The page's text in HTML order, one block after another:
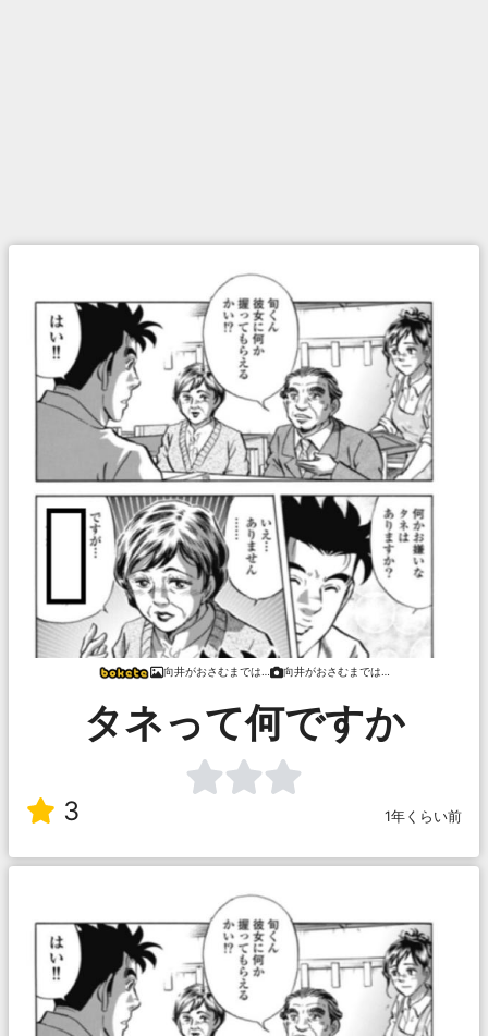
向井がおさむまでは… 向井がおさむまでは…
タネって何ですか
3 1年くらい前